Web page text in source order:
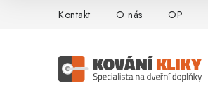
Kontakt O nás OP